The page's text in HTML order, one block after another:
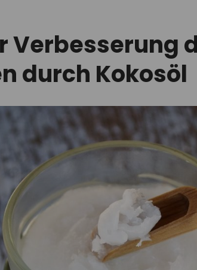
Verbesserung
durch Kokosöl